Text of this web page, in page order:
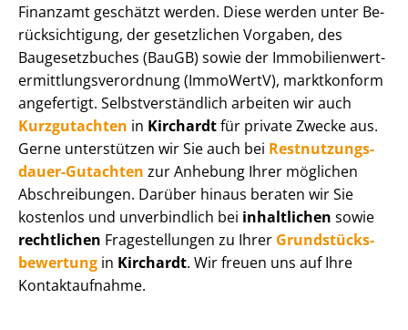
Finanzamt geschätzt werden. Diese werden unter Be­
rück­sich­ti­gung, der gesetzlichen Vorgaben, des
Baugesetzbuches (BauGB) sowie der Im­mo­bi­li­en­wert­
ermitt­lungs­ver­ord­nung (ImmoWertV), marktkonform
angefertigt. Selbst­ver­ständ­lich arbeiten wir auch
Kurzgutachten in Kirchardtfür private Zwecke aus.
Gerne unterstützen wir Sie auch bei Rest­nut­zungs­
dau­er-Gutachten zur Anhebung Ihrer möglichen
Abschreibungen. Darüber hinaus beraten wir Sie
kostenlos und unverbindlich bei inhaltlichen sowie
rechtlichen Fragestellungen zu Ihrer Grund­stücks­
be­wer­tung in Kirchardt. Wir freuen uns auf Ihre
Kontaktaufnahme.